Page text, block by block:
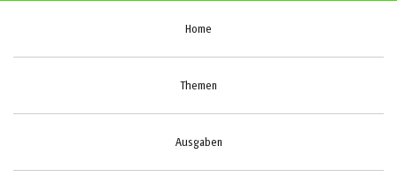
Home
Themen
Ausgaben